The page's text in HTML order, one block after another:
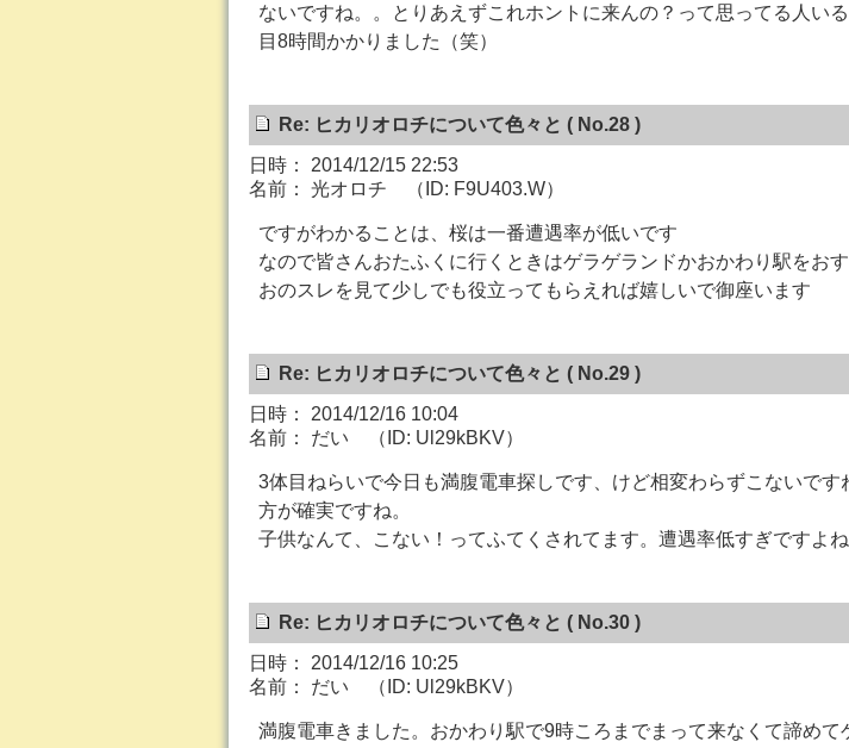
ないですね。。とりあえずこれホントに来んの？って思ってる人
目8時間かかりました（笑）
Re: ヒカリオロチについて色々と ( No.28 )
日時： 2014/12/15 22:53
名前： 光オロチ （ID: F9U403.W）
ですがわかることは、桜は一番遭遇率が低いです
なので皆さんおたふくに行くときはゲラゲランドかおかわり駅をお
おのスレを見て少しでも役立ってもらえれば嬉しいで御座います
Re: ヒカリオロチについて色々と ( No.29 )
日時： 2014/12/16 10:04
名前： だい （ID: Ul29kBKV）
3体目ねらいで今日も満腹電車探しです、けど相変わらずこないで
方が確実ですね。
子供なんて、こない！ってふてくされてます。遭遇率低すぎですよ
Re: ヒカリオロチについて色々と ( No.30 )
日時： 2014/12/16 10:25
名前： だい （ID: Ul29kBKV）
満腹電車きました。おかわり駅で9時ころまでまって来なくて諦め